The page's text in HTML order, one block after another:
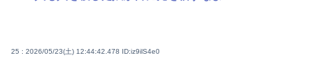
25 : 2026/05/23(土) 12:44:42.478 ID:iz9ilS4e0